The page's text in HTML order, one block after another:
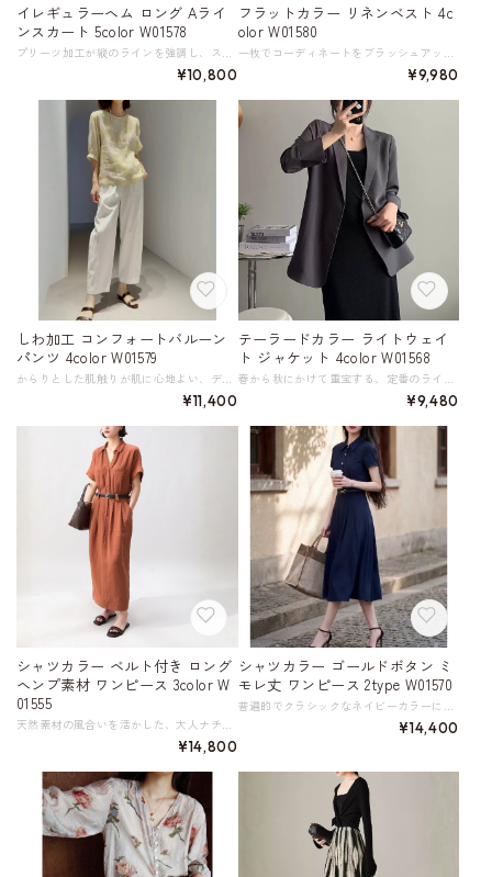
イレギュラーヘム ロング Aライ
ンスカート 5color W01578
¥10,800
フラットカラー リネンベスト 4c
olor W01580
¥9,980
しわ加工 コンフォートバルーン
パンツ 4color W01579
からりとした肌触りが肌に心地よい、デザイン性のあるワイドパンツ。 綿とナイロンの混紡にわずかにしわ加工を施した丈夫な生地で、しなやかでやわらかく繊細なテクスチャー。 ゆとりを持たせたややバルーンシェイプのシルエットが、気になる体型をカバー。抜け感のある着こなしを叶えます。 ウエストゴムで着脱も簡単なので、忙しい朝でもサッとコーディネートが決まるのが嬉しいポイント。 さまざまなトップスと合わせやすく、洗練された大人カジュアルスタイルがお楽しみいただけます。 《サイズ》 34 : ウエスト61cm ヒップ104.5cm 総丈86cm 参考体重40～48kg 36 : ウエスト64cm ヒップ107.5cm 総丈88cm 参考体重48～53kg 38 : ウエスト67cm ヒップ110.5cm 総丈90cm 参考体重53～58kg 40 : ウエスト70cm ヒップ113.5cm 総丈92cm 参考体重58～63kg 42 : ウエスト73cm ヒップ116.5cm 総丈92.5cm 参考体重63～70kg 44 : ウエスト76cm ヒップ119.5cm 総丈93cm 参考体重70～80kg ※採寸方法により1～3cmの誤差がある場合がございます 《カラー》 ライトグレー／ホワイト／ブラック／ライトブラウン 《素材》 綿88%、ポリアミド繊維(ナイロン)12% ◇サイズで迷ったらこちらをチェック https://harmonique.my.canva.site/dagieuhhs-e ◇商品を購入する前にこちらの【ご購入前に必ずお読みください】をご確認の上お買い求めください。 https://shop.harmonique.net/blog/2024/06/25/010751 《注意事項》 *harmoniqueではお客様からのご注文を受け、お客様の商品を製作・取り寄せしております。 *基本的にお取り寄せ商品となるため、発送までに《1～3週間前後》お時間をいただいております。 *ご覧いただいているPCやスマートフォンの画面により実物と多少色合いが異なる場合がございます。 *イメージ違いやサイズ違い等、その他お客様都合によりますキャンセル・返品交換はご遠慮ください。 トップページはこちら https://shop.harmonique.net/
¥11,400
テーラードカラー ライトウェイ
ト ジャケット 4color W01568
春から秋にかけて重宝する、定番のライトウェイトジャケット。 薄手の軽やかな着心地と、ほどよいゆったり感で、リラックスして着用いただけます。 袖口はロールアップしてこなれ感を演出するのもおすすめです。 スマートなシルエットは、着るだけできちんとした女性を演出してくれます。 ショッピングやカフェでのリラックスタイム、そしてオフィスシーンまで、様々なシーンで活躍。 クローゼットに一枚持っていたい、着回し力抜群のアイテムです。 《カラー》 ダークグレー ホワイト ブラック グレージュ 《サイズ》 S : 肩幅37cm 胸囲89cm 袖丈53cm 着丈72cm 参考体重43～50kg M : 肩幅38cm 胸囲93cm 袖丈54cm 着丈73cm 参考体重50～55kg L : 肩幅39cm 胸囲97cm 袖丈55cm 着丈74cm 参考体重55～60kg XL : 肩幅40cm 胸囲101cm 袖丈56cm 着丈75cm 参考体重60～68kg 《素材》 ポリエステル100% ◇サイズで迷ったらこちらをチェック https://harmonique.my.canva.site/dagieuhhs-e ◇商品を購入する前にこちらの【ご購入前に必ずお読みください】をご確認の上お買い求めください。 https://shop.harmonique.net/blog/2024/06/25/010751 《注意事項》 *harmoniqueではお客様からのご注文を受け、お客様の商品を製作・取り寄せしております。 *基本的にお取り寄せ商品となるため、発送までに《1～3週間前後》お時間をいただいております。 *ご覧いただいているPCやスマートフォンの画面により実物と多少色合いが異なる場合がございます。 *イメージ違いやサイズ違い等、その他お客様都合によりますキャンセル・返品交換はご遠慮ください。 トップページはこちら https://shop.harmonique.net/
¥9,480
シャツカラー ベルト付き ロング
ヘンプ素材 ワンピース 3color W
01555
¥14,800
シャツカラー ゴールドボタン ミ
モレ丈 ワンピース 2type W01570
¥14,400